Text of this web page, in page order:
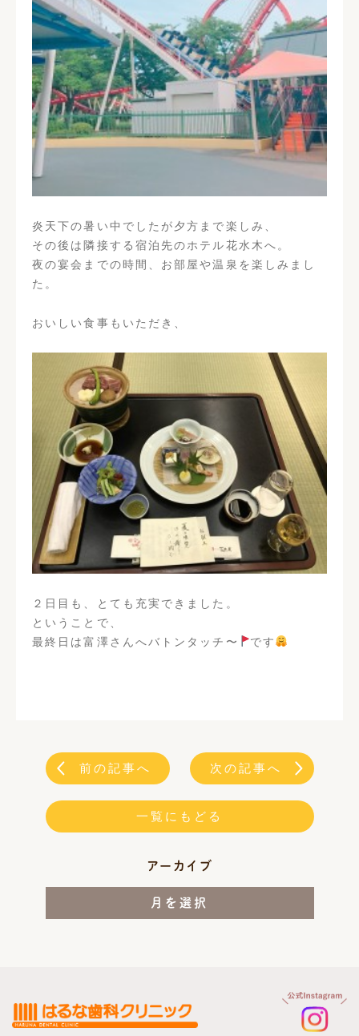
炎天下の暑い中でしたが夕方まで楽しみ、
その後は隣接する宿泊先のホテル花水木へ。
夜の宴会までの時間、お部屋や温泉を楽しみまし
た。
おいしい食事もいただき、
２日目も、とても充実できました。
ということで、
最終日は富澤さんへバトンタッチ〜
です
前の記事へ 次の記事へ
一覧にもどる
アーカイブ
月を選択